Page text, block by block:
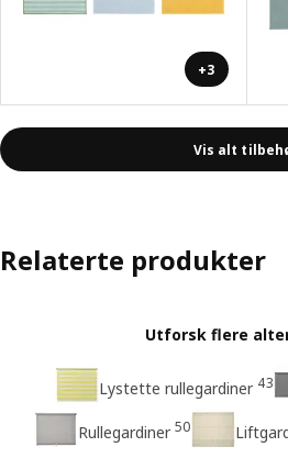
+3
Vis alt
Relaterte produkter
Utforsk flere
Lystette rullegardiner 43
Rullegardiner 50